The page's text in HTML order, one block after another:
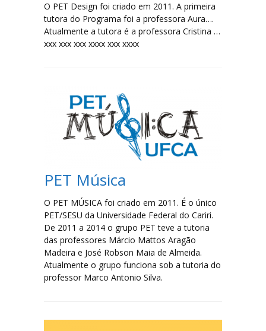
O PET Design foi criado em 2011. A primeira
tutora do Programa foi a professora Aura….
Atualmente a tutora é a professora Cristina …
xxx xxx xxx xxxx xxx xxxx
PET Música
O PET MÚSICA foi criado em 2011. É o único
PET/SESU da Universidade Federal do Cariri.
De 2011 a 2014 o grupo PET teve a tutoria
das professores Márcio Mattos Aragão
Madeira e José Robson Maia de Almeida.
Atualmente o grupo funciona sob a tutoria do
professor Marco Antonio Silva.